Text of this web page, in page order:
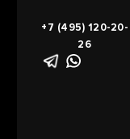
+7 (495) 120-20-
26